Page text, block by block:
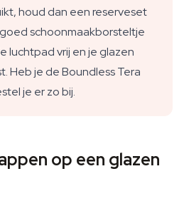
houd dan een reserveset
schoonmaakborsteltje
luchtpad vrij en je glazen
Heb je de Boundless Tera
je er zo bij.
op een glazen